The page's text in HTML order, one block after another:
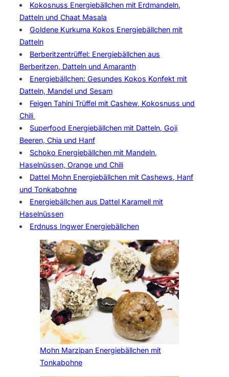
Kokosnuss Energiebällchen mit Erdmandeln,
Datteln und Chaat Masala
Goldene Kurkuma Kokos Energiebällchen mit
Datteln
Berberitzentrüffel: Energiebällchen aus
Berberitzen, Datteln und Amaranth
Energiebällchen: Gesundes Kokos Konfekt mit
Datteln, Mandel und Sesam
Feigen Tahini Trüffel mit Cashew, Kokosnuss und
Chili
Superfood Energiebällchen mit Datteln, Goji
Beeren, Chia und Hanf
Schoko Energiebällchen mit Mandeln,
Haselnüssen, Orange und Chili
Dattel Mohn Energiebällchen mit Cashews, Hanf
und Tonkabohne
Energiebällchen aus Dattel Karamell mit
Haselnüssen
Erdnuss Ingwer Energiebällchen
Mohn Marzipan Energiebällchen mit
Tonkabohne